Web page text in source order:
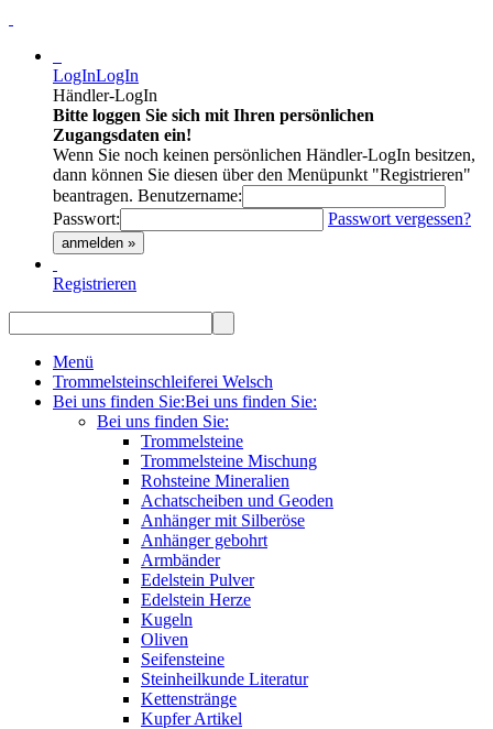
LogInLogIn
Händler-LogIn
Bitte loggen Sie sich mit Ihren persönlichen
Zugangsdaten ein!
Wenn Sie noch keinen persönlichen Händler-LogIn besitzen,
dann können Sie diesen über den Menüpunkt "Registrieren"
beantragen. Benutzername:
Passwort:
Passwort vergessen?
anmelden »
Registrieren
Menü
Trommelsteinschleiferei Welsch
Bei uns finden Sie:Bei uns finden Sie:
Bei uns finden Sie:
Trommelsteine
Trommelsteine Mischung
Rohsteine Mineralien
Achatscheiben und Geoden
Anhänger mit Silberöse
Anhänger gebohrt
Armbänder
Edelstein Pulver
Edelstein Herze
Kugeln
Oliven
Seifensteine
Steinheilkunde Literatur
Kettenstränge
Kupfer Artikel